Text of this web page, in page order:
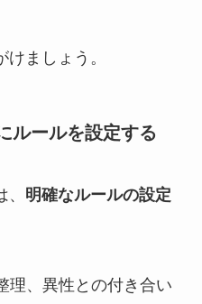
ましょう。
ルールを設定する
明確なルールの設定
理、異性との付き合い